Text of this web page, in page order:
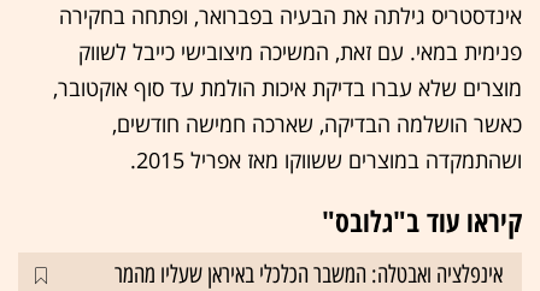
אינדסטריס גילתה את הבעיה בפברואר, ופתחה בחקירה
פנימית במאי. עם זאת, המשיכה מיצובישי כייבל לשווק
מוצרים שלא עברו בדיקת איכות הולמת עד סוף אוקטובר,
כאשר הושלמה הבדיקה, שארכה חמישה חודשים,
ושהתמקדה במוצרים ששווקו מאז אפריל 2015.
קיראו עוד ב"גלובס"
אינפלציה ואבטלה: המשבר הכלכלי באיראן שעליו מהמר